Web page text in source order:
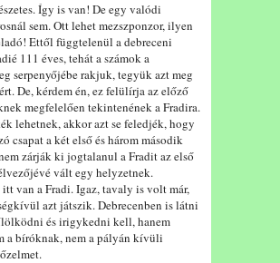
Így is van! De egy valódi
sem. Ott lehet mezszponzor, ilyen
Ettől függtelenül a debreceni
111 éves, tehát a számok a
serpenyőjébe rakjuk, tegyük azt meg
De, kérdem én, ez felülírja az előző
megfelelően tekintenének a Fradira.
lehetnek, akkor azt se feledjék, hogy
csapat a két első és három második
zárják ki jogtalanul a Fradit az első
vált egy helyzetnek.
van a Fradi. Igaz, tavaly is volt már,
azt játszik. Debrecenben is látni
és irigykedni kell, hanem
a bíróknak, nem a pályán kívüli